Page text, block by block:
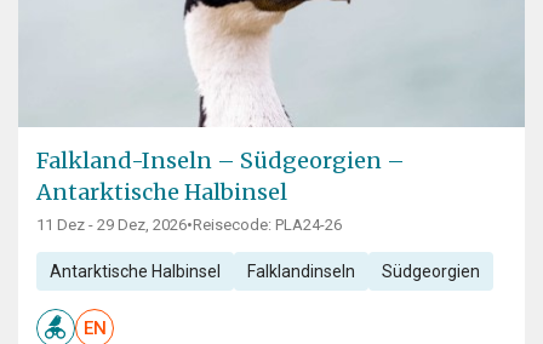
Falkland-Inseln – Südgeorgien –
Antarktische Halbinsel
11 Dez - 29 Dez, 2026•Reisecode: PLA24-26
Antarktische Halbinsel Falklandinseln Südgeorgien
EN